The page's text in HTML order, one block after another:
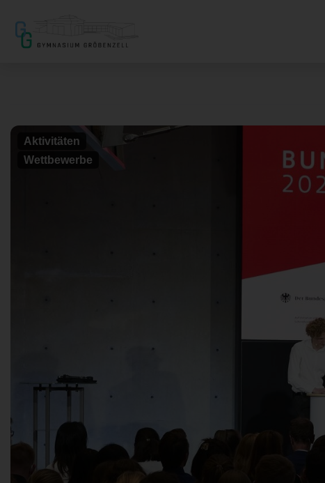
Aktivitäten
Wettbewerbe